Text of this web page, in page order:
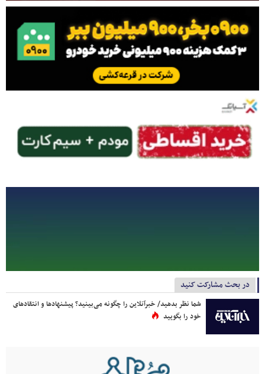
در بحث مشارکت کنید
شما نظر بدهید/ خبرآنلاین را چگونه می‌بینید؟ پیشنهادها و انتقادهای
خود را بگویید